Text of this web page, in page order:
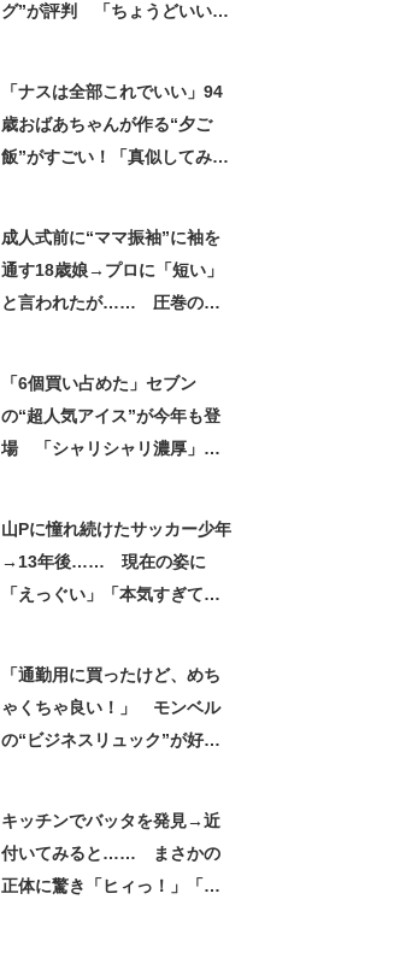
グ”が評判 「ちょうどいい大
「ナスは全部これでいい」94
歳おばあちゃんが作る“夕ご
飯”がすごい！「真似してみま
成人式前に“ママ振袖”に袖を
通す18歳娘→プロに「短い」
と言われたが…… 圧巻の着
「6個買い占めた」セブン
の“超人気アイス”が今年も登
場 「シャリシャリ濃厚」
山Pに憧れ続けたサッカー少年
→13年後…… 現在の姿に
「えっぐい」「本気すぎて尊
「通勤用に買ったけど、めち
ゃくちゃ良い！」 モンベル
の“ビジネスリュック”が好
キッチンでバッタを発見→近
付いてみると…… まさかの
正体に驚き「ヒィっ！」「心